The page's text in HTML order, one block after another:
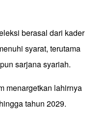
berasal dari kader
syarat, terutama
sarjana syariah.
menargetkan lahirnya
tahun 2029.